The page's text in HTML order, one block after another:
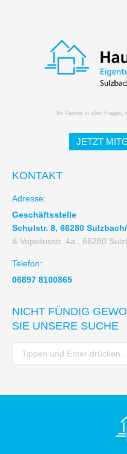
Ihr Partner in allen
JETZT
KONTAKT
Adresse:
Geschäftsstelle
Schulstr. 8, 66280
& Vopeliusstr. 4a , 66280
Telefon:
06897 8100865
NICHT FÜNDIG
SIE UNSERE SUCHE
Search: